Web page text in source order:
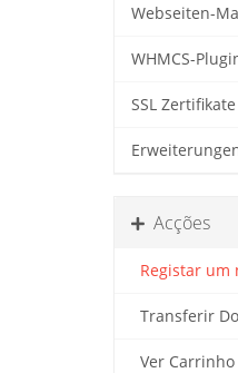
Webseiten-
WHMCS-
SSL Zertifikate
Acções
Registar um
Transferir
Ver Carrinho